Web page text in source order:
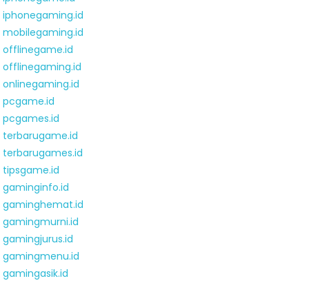
iphonegaming.id
mobilegaming.id
offlinegame.id
offlinegaming.id
onlinegaming.id
pcgame.id
pcgames.id
terbarugame.id
terbarugames.id
tipsgame.id
gaminginfo.id
gaminghemat.id
gamingmurni.id
gamingjurus.id
gamingmenu.id
gamingasik.id